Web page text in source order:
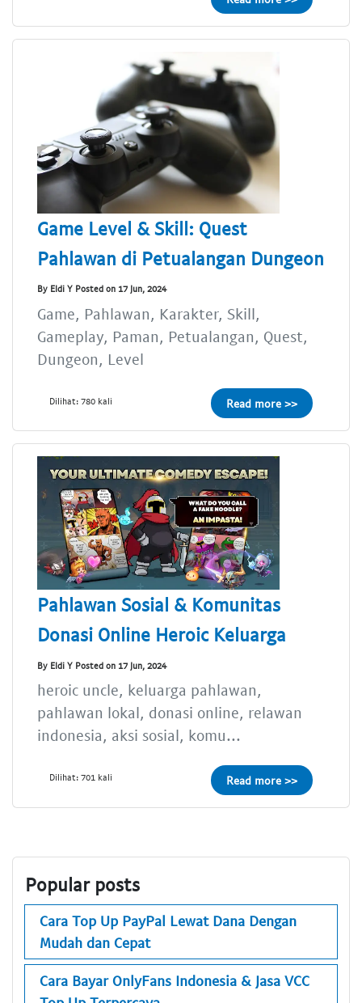
Game Level & Skill: Quest
Pahlawan di Petualangan Dungeon
By Eldi Y Posted on 17 Jun, 2024
Game, Pahlawan, Karakter, Skill,
Gameplay, Paman, Petualangan, Quest,
Dungeon, Level
Dilihat: 780 kali Read more >>
Pahlawan Sosial & Komunitas
Donasi Online Heroic Keluarga
By Eldi Y Posted on 17 Jun, 2024
heroic uncle, keluarga pahlawan,
pahlawan lokal, donasi online, relawan
indonesia, aksi sosial, komu...
Dilihat: 701 kali Read more >>
Popular posts
Cara Top Up PayPal Lewat Dana Dengan
Mudah dan Cepat
Cara Bayar OnlyFans Indonesia & Jasa VCC